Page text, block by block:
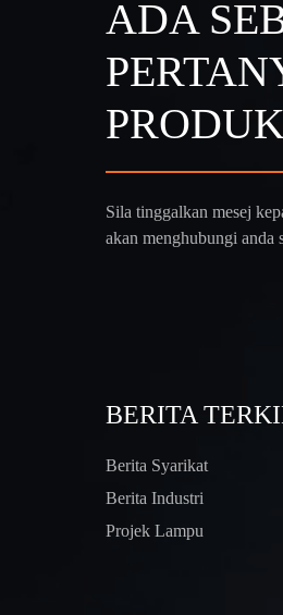
ADA
Sila tinggalkan mesej
akan menghubungi anda
BERITA
Berita Syarikat
Berita Industri
Projek Lampu